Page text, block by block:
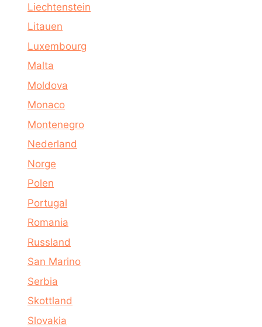
Liechtenstein
Litauen
Luxembourg
Malta
Moldova
Monaco
Montenegro
Nederland
Norge
Polen
Portugal
Romania
Russland
San Marino
Serbia
Skottland
Slovakia